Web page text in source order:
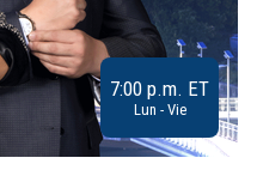
7:00 p.m. ET
Lun - Vie